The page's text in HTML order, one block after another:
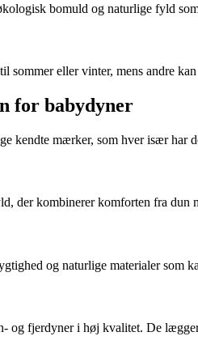
bomuld og naturlige fyld
sommer eller vinter, mens andre
for babydyner
kendte mærker, som hver især har
der kombinerer komforten fra
og naturlige materialer
og fjerdyner i høj kvalitet. De